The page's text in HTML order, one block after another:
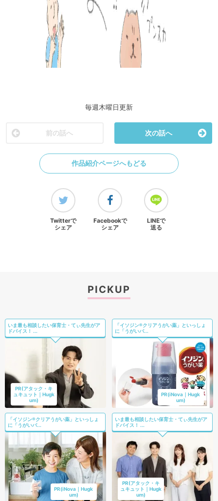
毎週木曜日更新
前の話へ 次の話へ
作品紹介ページへもどる
Twitterで
シェア
Facebookで
シェア
LINEで
送る
PICKUP
いま最も相談したい保育士・てぃ先生がア
ドバイス！ ...
PR(アタック・キ
ュキュット｜Hugk
um)
「イソジン®クリアうがい薬」といっしょ
に「うがいパ...
PR(iNova｜Hugk
um)
「イソジン®クリアうがい薬」といっしょ
に「うがいパ...
PR(iNova｜Hugk
um)
いま最も相談したい保育士・てぃ先生がア
ドバイス！ ...
PR(アタック・キ
ュキュット｜Hugk
um)